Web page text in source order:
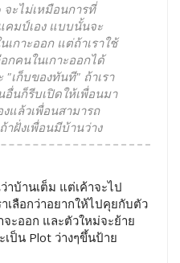
จะไม่เหมือนการที่
คมป์เอง แบบนั้นจะ
กาะออก แต่ถ้าเราใช้
กคนในเกาะออกได้
"เก็บของทันที" ถ้าเรา
นก็รีบเปิดให้เพื่อนมา
แล้วเพื่อนสามารถ
ฝั่งเพื่อนมีบ้านว่าง
บ้านเต็ม แต่เค้าจะไป
เลือกว่าอยากให้ไปคุยกับตัว
ะออก และตัวใหม่จะย้าย
ป็น Plot ว่างๆขึ้นป้าย